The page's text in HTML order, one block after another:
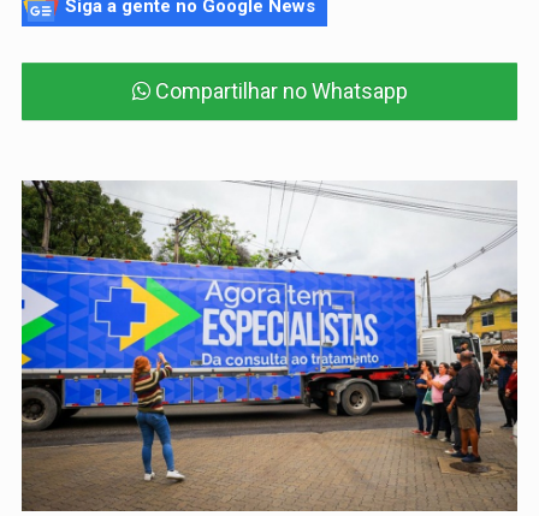
Siga a gente no Google News
Compartilhar no Whatsapp